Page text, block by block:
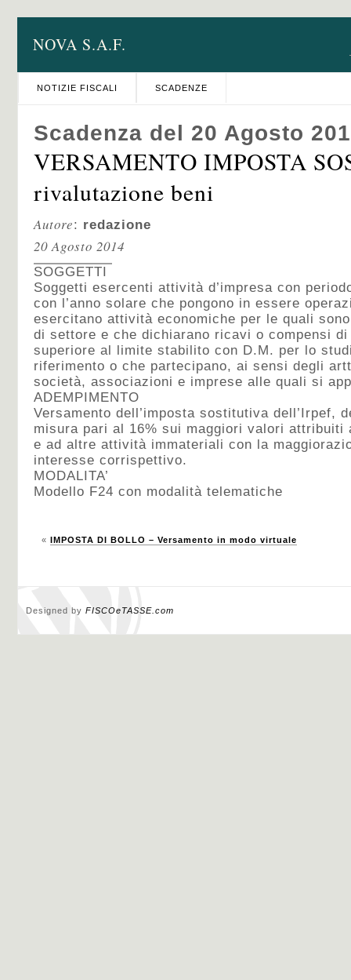
NOVA S.A.F.
NOTIZIE FISCALI SCADENZE
Scadenza del 20 Agosto
VERSAMENTO IMPOSTA
rivalutazione beni
Autore: redazione
20 Agosto 2014
SOGGETTI
Soggetti esercenti attività d’impresa con
con l’anno solare che pongono in essere
esercitano attività economiche per le quali
di settore e che dichiarano ricavi o compensi di
superiore al limite stabilito con D.M. per lo
riferimento o che partecipano, ai sensi degli
società, associazioni e imprese alle quali si
ADEMPIMENTO
Versamento dell’imposta sostitutiva dell’Irpef,
misura pari al 16% sui maggiori valori attribuiti
e ad altre attività immateriali con la
interesse corrispettivo.
MODALITA’
Modello F24 con modalità telematiche
« IMPOSTA DI BOLLO – Versamento in modo virtuale
Designed by FISCOeTASSE.com